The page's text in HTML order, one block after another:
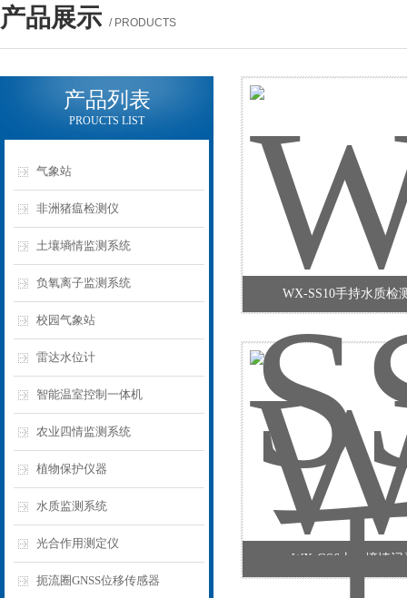
产品展示 / PRODUCTS
产品列表
PROUCTS LIST
气象站
非洲猪瘟检测仪
土壤墒情监测系统
负氧离子监测系统
校园气象站
雷达水位计
智能温室控制一体机
农业四情监测系统
植物保护仪器
水质监测系统
光合作用测定仪
扼流圈GNSS位移传感器
WX-SS10手持水质检
WX-GS6土壤墒情记